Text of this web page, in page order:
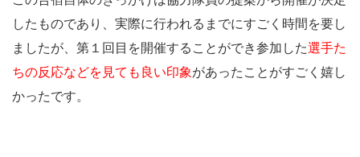
したものであり、実際に行われるまでにすごく時間を要し
ましたが、第１回目を開催することができ参加した選手た
ちの反応などを見ても良い印象があったことがすごく嬉し
かったです。